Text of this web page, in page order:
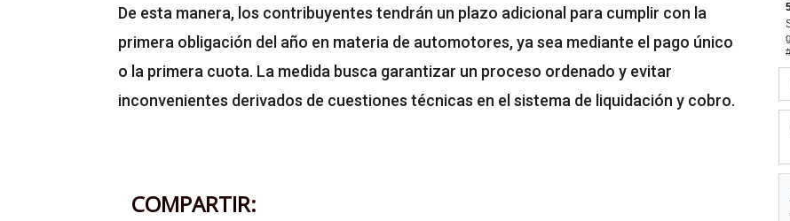
De esta manera, los contribuyentes tendrán un plazo adicional para cumplir con la
primera obligación del año en materia de automotores, ya sea mediante el pago único
o la primera cuota. La medida busca garantizar un proceso ordenado y evitar
inconvenientes derivados de cuestiones técnicas en el sistema de liquidación y cobro.
COMPARTIR: